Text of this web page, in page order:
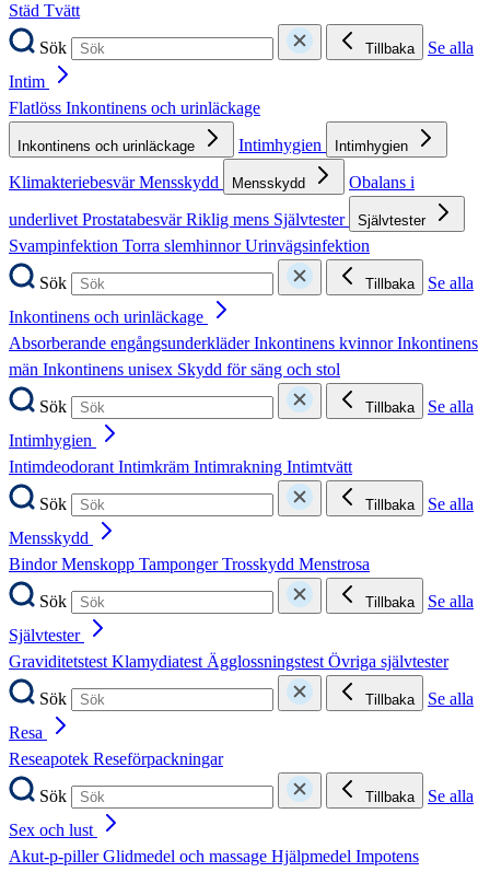
Städ Tvätt
Sök
Tillbaka
Se alla
Intim
Flatlöss Inkontinens och urinläckage
Inkontinens och urinläckage Intimhygien Intimhygien
KlimakteriebesvärMensskydd Mensskydd
Obalans i
underlivetProstatabesvärRiklig mens Självtester Självtester
Svampinfektion Torra slemhinnorUrinvägsinfektion
Sök
Tillbaka
Se alla
Inkontinens och urinläckage
Absorberande engångsunderkläderInkontinens kvinnorInkontinens
män Inkontinens unisex Skydd för säng och stol
Sök
Tillbaka
Se alla
Intimhygien
IntimdeodorantIntimkräm Intimrakning Intimtvätt
Sök
Tillbaka
Se alla
Mensskydd
BindorMenskopp TampongerTrosskydd Menstrosa
Sök
Tillbaka
Se alla
Självtester
GraviditetstestKlamydiatestÄgglossningstestÖvriga självtester
Sök
Tillbaka
Se alla
Resa
Reseapotek Reseförpackningar
Sök
Tillbaka
Se alla
Sex och lust
Akut-p-pillerGlidmedel och massage Hjälpmedel Impotens